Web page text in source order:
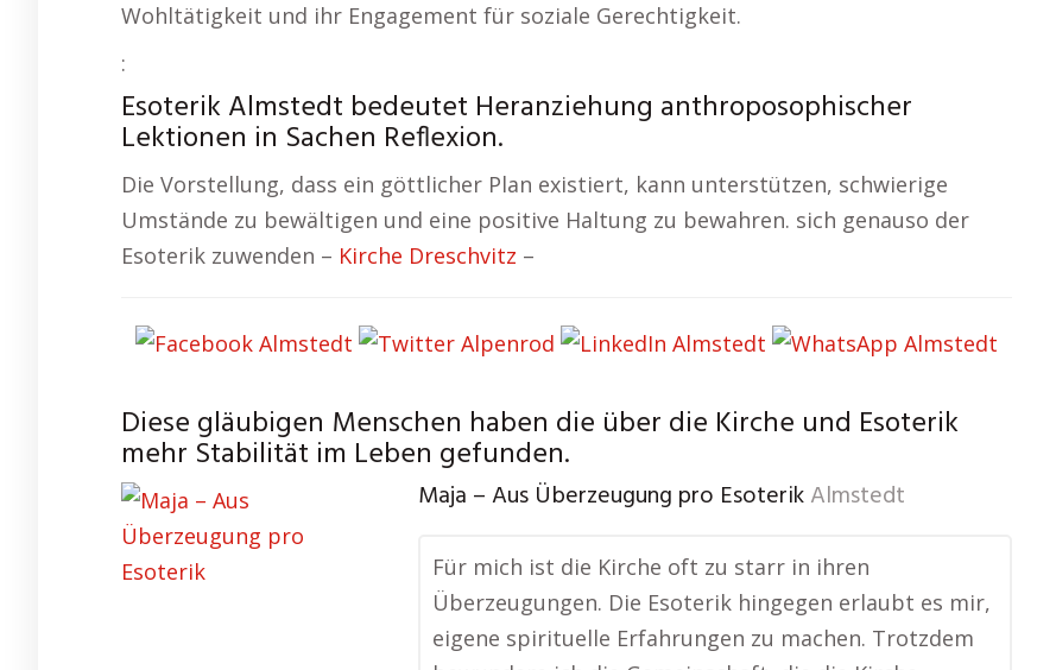
Wohltätigkeit und ihr Engagement für soziale Gerechtigkeit.
:
Esoterik Almstedt bedeutet Heranziehung anthroposophischer
Lektionen in Sachen Reflexion.
Die Vorstellung, dass ein göttlicher Plan existiert, kann unterstützen, schwierige
Umstände zu bewältigen und eine positive Haltung zu bewahren. sich genauso der
Esoterik zuwenden – Kirche Dreschvitz –
Diese gläubigen Menschen haben die über die Kirche und Esoterik
mehr Stabilität im Leben gefunden.
Maja – Aus Überzeugung pro EsoterikAlmstedt
Für mich ist die Kirche oft zu starr in ihren
Überzeugungen. Die Esoterik hingegen erlaubt es mir,
eigene spirituelle Erfahrungen zu machen. Trotzdem